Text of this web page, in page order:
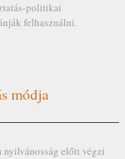
politikai
felhasználni.
módja
előtt végzi